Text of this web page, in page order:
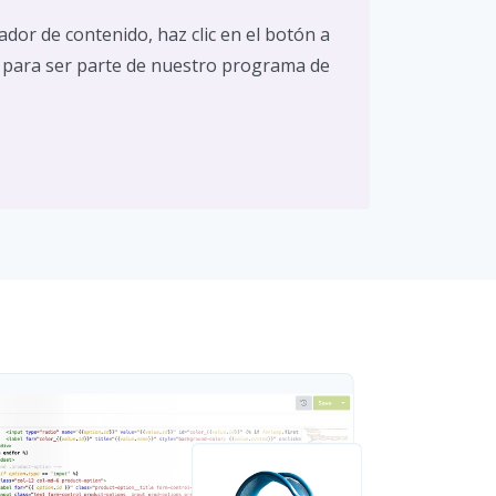
de contenido, haz clic en el botón a
ser parte de nuestro programa de